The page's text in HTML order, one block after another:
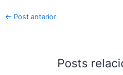
← Post anterior
Posts